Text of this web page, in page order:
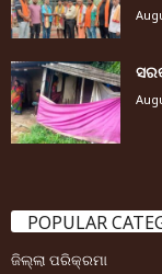
POPULAR
ଜିଲ୍ଲା ପରିକ୍ରମା